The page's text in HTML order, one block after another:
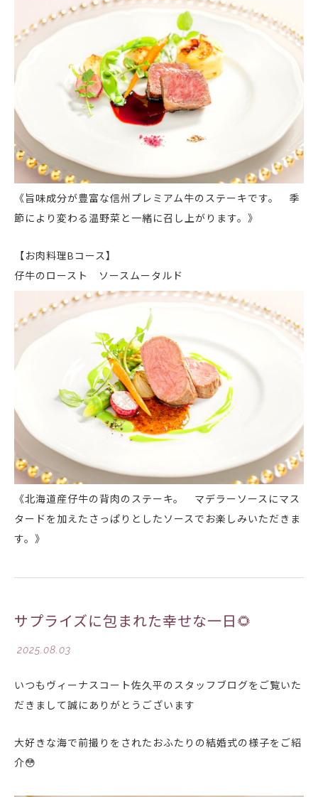
《旨味成分が豊富な信州プレミアム牛のステーキです。 季
節により変わる温野菜と一緒に召し上がります。》
【お肉料理Bコース】
仔牛のロースト ソースムータルド
《北海道産仔牛の背肉のステーキ。 マデラーソースにマス
タードを加えたさっぱりとしたソースでお楽しみいただきま
す。》
サプライズに包まれた幸せな一日🌻
2025.08.03
いつもヴィーナスコート佐久平のスタッフブログをご覧いた
だきまして誠にありがとうございます
大好きな海で前撮りをされたおふたりの結婚式の様子をご紹
介😳